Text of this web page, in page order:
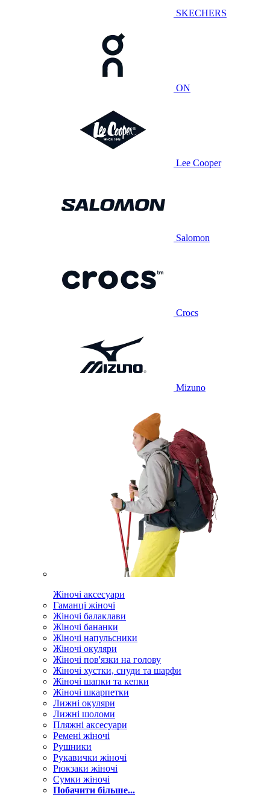
SKECHERS
ON
Lee Cooper
Salomon
Crocs
Mizuno
Жіночі аксесуари
Гаманці жіночі
Жіночі балаклави
Жіночі бананки
Жіночі напульсники
Жіночі окуляри
Жіночі пов'язки на голову
Жіночі хустки, снуди та шарфи
Жіночі шапки та кепки
Жіночі шкарпетки
Лижні окуляри
Лижні шоломи
Пляжні аксесуари
Ремені жіночі
Рушники
Рукавички жіночі
Рюкзаки жіночі
Сумки жіночі
Побачити більше...